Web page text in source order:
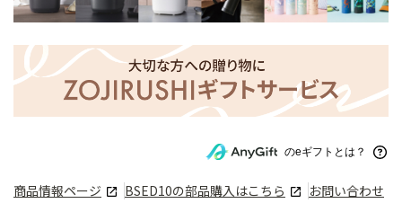
のeギフトとは？
商品情報ページ BSED10の部品購入はこちら お問い合わせ